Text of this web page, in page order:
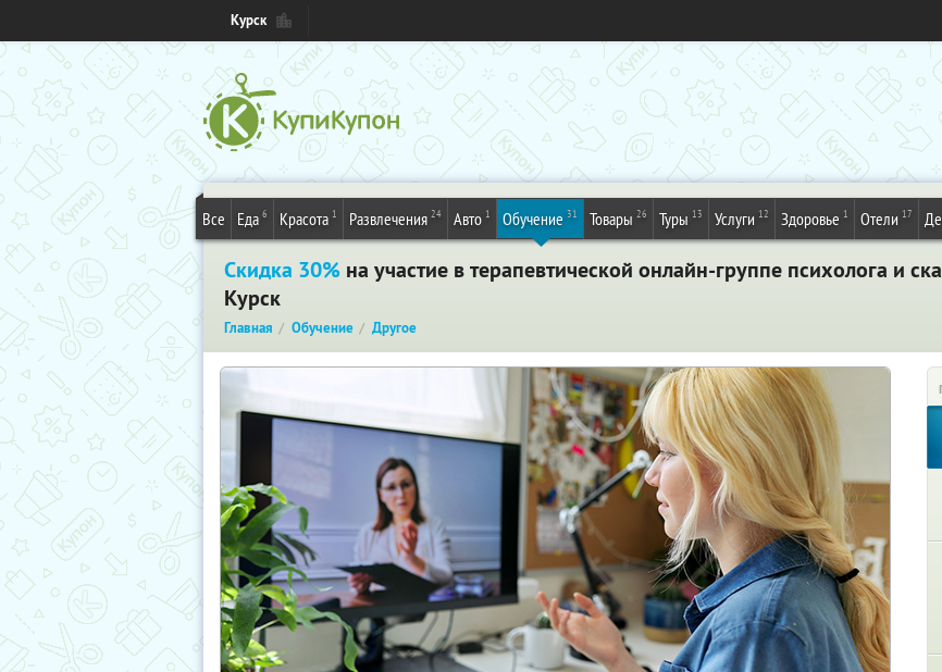
Курск
Все Еда 6 Красота 1 Развлечения 24 Авто 1 Обучение 31 Товары 26 Туры 13 Услуги 12 Здоровье 1 Отели 17
Скидка 30% на участие в терапевтической онлайн-группе психолога и
Курск
Главная Обучение Другое